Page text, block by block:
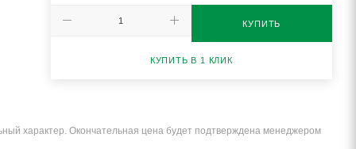
КУПИТЬ
КУПИТЬ В 1 КЛИК
характер. Окончательная цена будет подтверждена менеджером